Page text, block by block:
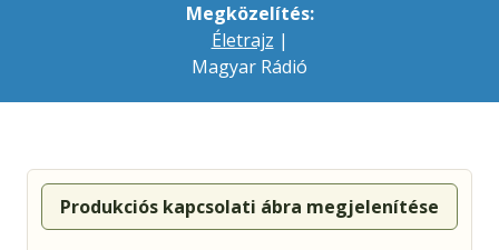
Megközelítés:
Életrajz |
Magyar Rádió
Produkciós kapcsolati ábra megjelenítése